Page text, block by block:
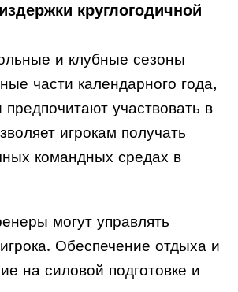
круглогодичной
и клубные сезоны
части календарного года,
предпочитают участвовать в
игрокам получать
командных средах в
могут управлять
Обеспечение отдыха и
на силовой подготовке и